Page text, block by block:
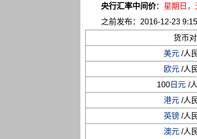
央行汇率中间价： 星期日
之前发布：2016-12-23 9:15
货币对
美元 /人
欧元 /人
100 日元 /
港元 /人
英镑 /人
澳元 /人